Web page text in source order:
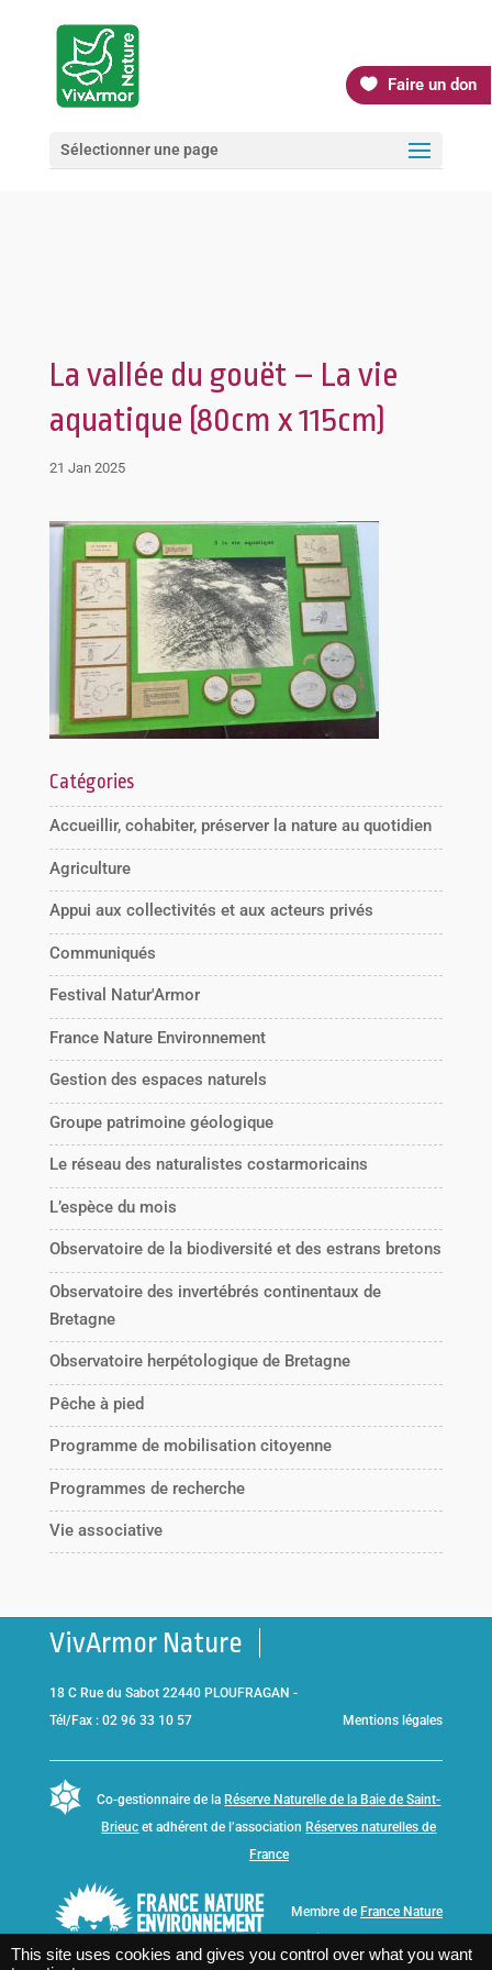
Faire un don
Sélectionner une page
La vallée du gouët – La vie
aquatique (80cm x 115cm)
21 Jan 2025
Catégories
Accueillir, cohabiter, préserver la nature au quotidien
Agriculture
Appui aux collectivités et aux acteurs privés
Communiqués
Festival Natur'Armor
France Nature Environnement
Gestion des espaces naturels
Groupe patrimoine géologique
Le réseau des naturalistes costarmoricains
L’espèce du mois
Observatoire de la biodiversité et des estrans bretons
Observatoire des invertébrés continentaux de
Bretagne
Observatoire herpétologique de Bretagne
Pêche à pied
Programme de mobilisation citoyenne
Programmes de recherche
Vie associative
VivArmor Nature
18 C Rue du Sabot 22440 PLOUFRAGAN -
Tél/Fax : 02 96 33 10 57
Mentions légales
Co-gestionnaire de la Réserve Naturelle de la Baie de Saint-
Brieuc et adhérent de l’association Réserves naturelles de
France
Membre de France Nature
This site uses cookies and gives you control over what you want